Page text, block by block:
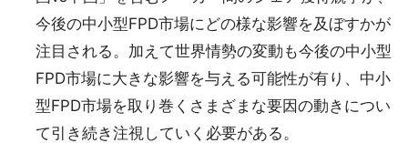
今後の中小型FPD市場にどの様な影響を及ぼすかが
注目される。加えて世界情勢の変動も今後の中小型
FPD市場に大きな影響を与える可能性が有り、中小
型FPD市場を取り巻くさまざまな要因の動きについ
て引き続き注視していく必要がある。